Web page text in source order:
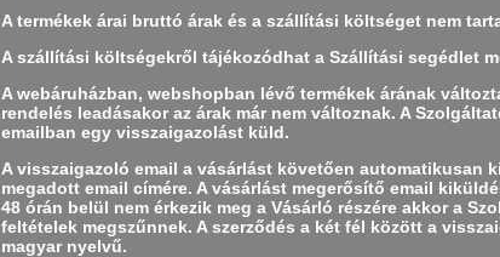
A termékek árai bruttó árak és a szállítási költséget nem
A szállítási költségekről tájékozódhat a Szállítási segédlet
A webáruházban, webshopban lévő termékek árának
rendelés leadásakor az árak már nem változnak. A
emailban egy visszaigazolást küld.
A visszaigazoló email a vásárlást követően automatikusan
megadott email címére. A vásárlást megerősítő email
48 órán belül nem érkezik meg a Vásárló részére akkor a
feltételek megszűnnek. A szerződés a két fél között a
magyar nyelvű.